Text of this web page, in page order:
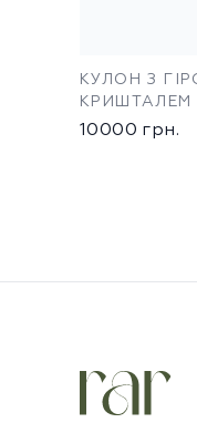
КУЛОН З
КРИШТАЛЕМ
10000 грн.